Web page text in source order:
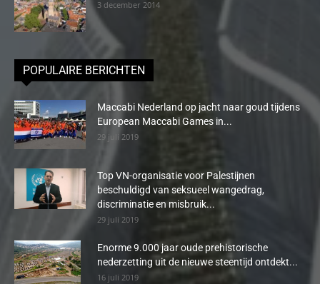
3 december 2014
POPULAIRE BERICHTEN
Maccabi Nederland op jacht naar goud tijdens
European Maccabi Games in...
29 juli 2019
Top VN-organisatie voor Palestijnen
beschuldigd van seksueel wangedrag,
discriminatie en misbruik...
29 juli 2019
Enorme 9.000 jaar oude prehistorische
nederzetting uit de nieuwe steentijd ontdekt...
16 juli 2019